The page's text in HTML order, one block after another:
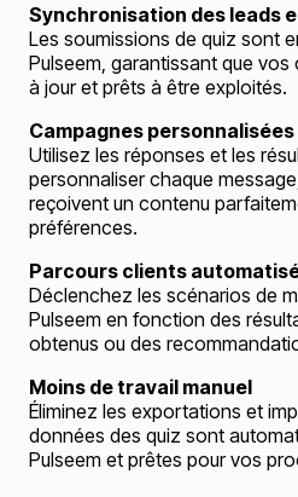
Synchronisation des leads
Les soumissions de quiz sont
Pulseem, garantissant que
à jour et prêts à être exploités.
Campagnes personnalisées
Utilisez les réponses et les
personnaliser chaque
reçoivent un contenu
préférences.
Parcours clients
Déclenchez les scénarios de
Pulseem en fonction des
obtenus ou des
Moins de travail manuel
Éliminez les exportations et
données des quiz sont
Pulseem et prêtes pour vos